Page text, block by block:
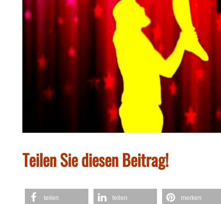
Teilen Sie diesen Beitrag!
teilen teilen merken